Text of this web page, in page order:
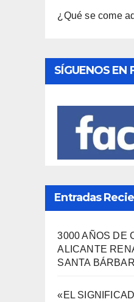
¿Qué se come
SÍGUENOS EN
Entradas
3000 AÑOS DE
ALICANTE
SANTA
«EL